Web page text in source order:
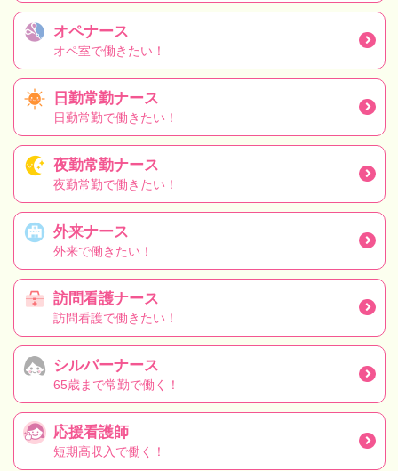
オペナース
オペ室で働きたい！
日勤常勤ナース
日勤常勤で働きたい！
夜勤常勤ナース
夜勤常勤で働きたい！
外来ナース
外来で働きたい！
訪問看護ナース
訪問看護で働きたい！
シルバーナース
65歳まで常勤で働く！
応援看護師
短期高収入で働く！